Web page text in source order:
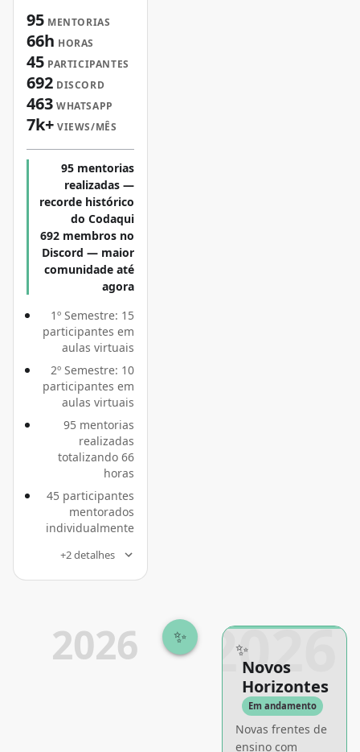
95 MENTORIAS
66h HORAS
45 PARTICIPANTES
692 DISCORD
463 WHATSAPP
7k+ VIEWS/MÊS
95 mentorias
realizadas —
recorde histórico
do Codaqui
692 membros no
Discord — maior
comunidade até
agora
1º Semestre: 15
participantes em
aulas virtuais
2º Semestre: 10
participantes em
aulas virtuais
95 mentorias
realizadas
totalizando 66
horas
45 participantes
mentorados
individualmente
+2 detalhes
2026 ✨ 2026
✨
Novos
Horizontes
Em andamento
Novas frentes de
ensino com